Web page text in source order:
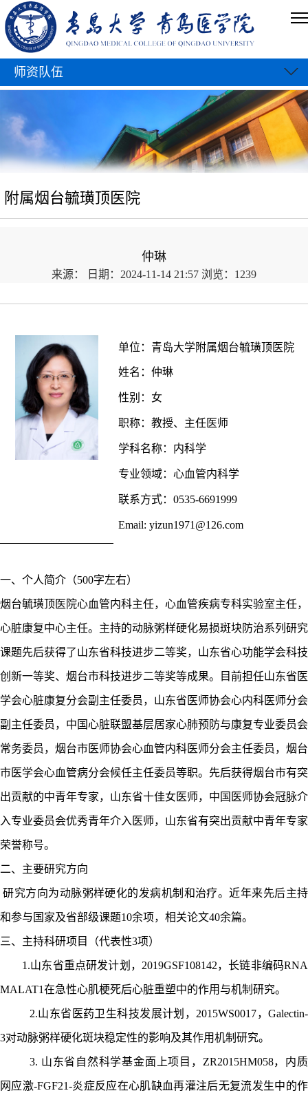
师资队伍
附属烟台毓璜顶医院
仲琳
来源： 日期：2024-11-14 21:57 浏览： 1239
单位：青岛大学附属烟台毓璜顶医院
姓名：仲琳
性别：女
职称：教授、主任医师
学科名称：内科学
专业领域：心血管内科学
联系方式：0535-6691999
Email: yizun1971@126.com
一、个人简介（500字左右）
烟台毓璜顶医院心血管内科主任，心血管疾病专科实验室主任，
心脏康复中心主任。主持的动脉粥样硬化易损斑块防治系列研究
课题先后获得了山东省科技进步二等奖，山东省心功能学会科技
创新一等奖、烟台市科技进步二等奖等成果。目前担任山东省医
学会心脏康复分会副主任委员，山东省医师协会心内科医师分会
副主任委员，中国心脏联盟基层居家心肺预防与康复专业委员会
常务委员，烟台市医师协会心血管内科医师分会主任委员，烟台
市医学会心血管病分会候任主任委员等职。先后获得烟台市有突
出贡献的中青年专家，山东省十佳女医师，中国医师协会冠脉介
入专业委员会优秀青年介入医师，山东省有突出贡献中青年专家
荣誉称号。
二、主要研究方向
研究方向为动脉粥样硬化的发病机制和治疗。近年来先后主持
和参与国家及省部级课题10余项，相关论文40余篇。
三、主持科研项目（代表性3项）
1.山东省重点研发计划，2019GSF108142，长链非编码RNA
MALAT1在急性心肌梗死后心脏重塑中的作用与机制研究。
2.山东省医药卫生科技发展计划，2015WS0017，Galectin-
3对动脉粥样硬化斑块稳定性的影响及其作用机制研究。
3. 山东省自然科学基金面上项目，ZR2015HM058，内质
网应激-FGF21-炎症反应在心肌缺血再灌注后无复流发生中的作